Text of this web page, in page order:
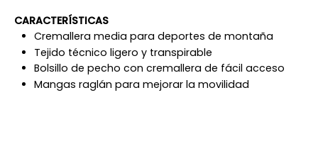
CARACTERÍSTICAS
Cremallera media para deportes de montaña
Tejido técnico ligero y transpirable
Bolsillo de pecho con cremallera de fácil acceso
Mangas raglán para mejorar la movilidad